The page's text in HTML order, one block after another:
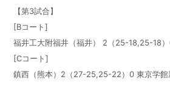
【第3試合】
[Bコート]
福井工大附福井（福井） 2（25-18,25-18）
[Cコート]
鎮西（熊本）2（27-25,25-22）0 東京学館